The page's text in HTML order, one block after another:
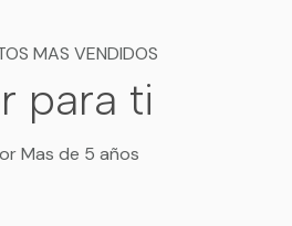
MAS VENDIDOS
para ti
Mas de 5 años